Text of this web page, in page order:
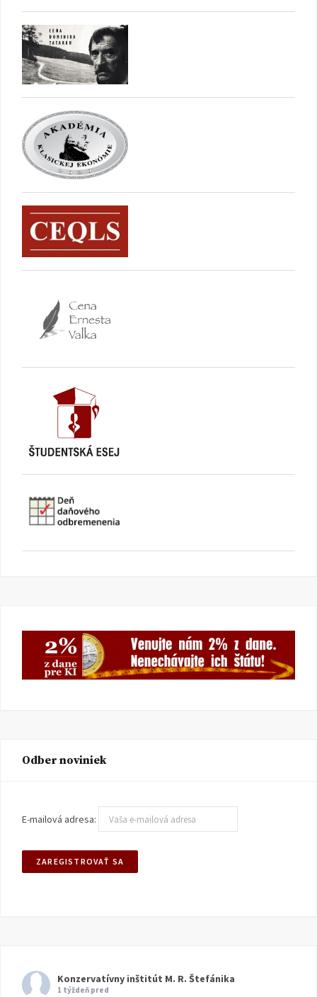
Odber noviniek
E-mailová adresa:
Konzervatívny inštitút M. R. Štefánika
1 týždeň pred